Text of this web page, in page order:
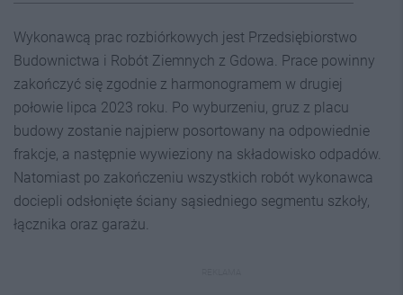
Wykonawcą prac rozbiórkowych jest Przedsiębiorstwo
Budownictwa i Robót Ziemnych z Gdowa. Prace powinny
zakończyć się zgodnie z harmonogramem w drugiej
połowie lipca 2023 roku. Po wyburzeniu, gruz z placu
budowy zostanie najpierw posortowany na odpowiednie
frakcje, a następnie wywieziony na składowisko odpadów.
Natomiast po zakończeniu wszystkich robót wykonawca
dociepli odsłonięte ściany sąsiedniego segmentu szkoły,
łącznika oraz garażu.